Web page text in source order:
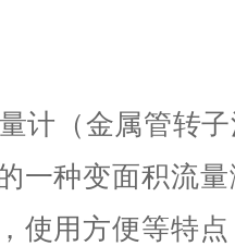
计 （金属管转
一种变面积流
使用方便等特